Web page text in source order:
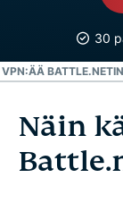
30
VPN:ÄÄ
Näin käytät
Mikä on
Näin